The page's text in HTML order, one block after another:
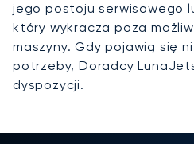
jego postoju serwisowego
który wykracza poza
maszyny. Gdy pojawią się
potrzeby, Doradcy
dyspozycji.